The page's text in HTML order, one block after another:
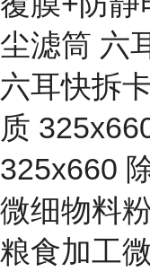
尘滤筒 六
六耳快拆
质
325x660
微细物料
粮食加工